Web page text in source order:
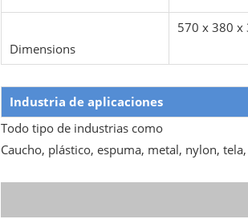
Dimensions
570 x 380 x
Industria de aplicaciones
Todo tipo de industrias como
Caucho, plástico, espuma, metal, nylon,